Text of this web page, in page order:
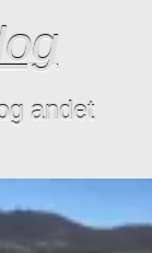
andet